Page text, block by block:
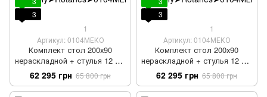
3
1
Артикул: 0104МЕКО
Комплект стол 200х90
нераскладной + стулья 12 шт
деревянный под старину
62 295 грн 65 800 грн
3
1
Артикул: 0104МЕКО
Комплект стол 200х90
нераскладной + стулья 12 шт
деревянный под старину 2
62 295 грн 65 800 грн